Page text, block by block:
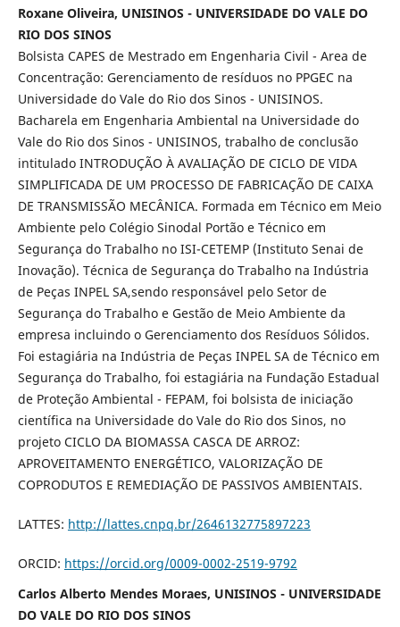
Roxane Oliveira, UNISINOS - UNIVERSIDADE DO VALE DO
RIO DOS SINOS
Bolsista CAPES de Mestrado em Engenharia Civil - Area de
Concentração: Gerenciamento de resíduos no PPGEC na
Universidade do Vale do Rio dos Sinos - UNISINOS.
Bacharela em Engenharia Ambiental na Universidade do
Vale do Rio dos Sinos - UNISINOS, trabalho de conclusão
intitulado INTRODUÇÃO À AVALIAÇÃO DE CICLO DE VIDA
SIMPLIFICADA DE UM PROCESSO DE FABRICAÇÃO DE CAIXA
DE TRANSMISSÃO MECÂNICA. Formada em Técnico em Meio
Ambiente pelo Colégio Sinodal Portão e Técnico em
Segurança do Trabalho no ISI-CETEMP (Instituto Senai de
Inovação). Técnica de Segurança do Trabalho na Indústria
de Peças INPEL SA,sendo responsável pelo Setor de
Segurança do Trabalho e Gestão de Meio Ambiente da
empresa incluindo o Gerenciamento dos Resíduos Sólidos.
Foi estagiária na Indústria de Peças INPEL SA de Técnico em
Segurança do Trabalho, foi estagiária na Fundação Estadual
de Proteção Ambiental - FEPAM, foi bolsista de iniciação
científica na Universidade do Vale do Rio dos Sinos, no
projeto CICLO DA BIOMASSA CASCA DE ARROZ:
APROVEITAMENTO ENERGÉTICO, VALORIZAÇÃO DE
COPRODUTOS E REMEDIAÇÃO DE PASSIVOS AMBIENTAIS.
LATTES: http://lattes.cnpq.br/2646132775897223
ORCID: https://orcid.org/0009-0002-2519-9792
Carlos Alberto Mendes Moraes, UNISINOS - UNIVERSIDADE
DO VALE DO RIO DOS SINOS